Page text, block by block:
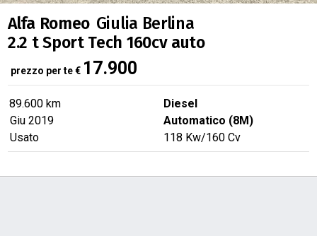
Alfa Romeo Giulia Berlina
2.2 t Sport Tech 160cv auto
prezzo per te€ 17.900
89.600 km
Diesel
Giu 2019
Automatico (8M)
Usato
118 Kw/160 Cv